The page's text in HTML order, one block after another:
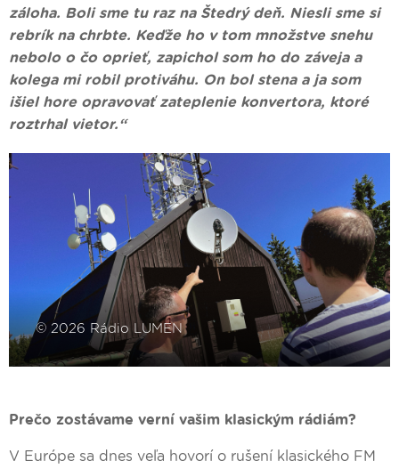
záloha. Boli sme tu raz na Štedrý deň. Niesli sme si
rebrík na chrbte. Keďže ho v tom množstve snehu
nebolo o čo oprieť, zapichol som ho do záveja a
kolega mi robil protiváhu. On bol stena a ja som
išiel hore opravovať zateplenie konvertora, ktoré
roztrhal vietor.“
Prečo zostávame verní vašim klasickým rádiám?
V Európe sa dnes veľa hovorí o rušení klasického FM